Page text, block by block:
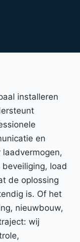
installeren
en
laadvermogen,
load
de oplossing
is. Of het
nieuwbouw,
wij